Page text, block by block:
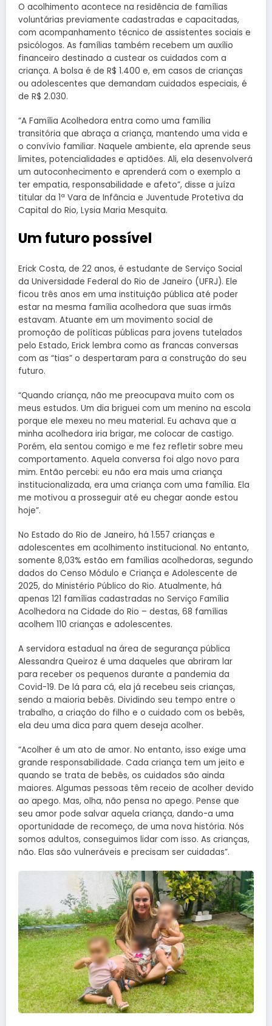
O acolhimento acontece na residência de famílias
voluntárias previamente cadastradas e capacitadas,
com acompanhamento técnico de assistentes sociais e
psicólogos. As famílias também recebem um auxílio
financeiro destinado a custear os cuidados com a
criança. A bolsa é de R$ 1.400 e, em casos de crianças
ou adolescentes que demandam cuidados especiais, é
de R$ 2.030.
“A Família Acolhedora entra como uma família
transitória que abraça a criança, mantendo uma vida e
o convívio familiar. Naquele ambiente, ela aprende seus
limites, potencialidades e aptidões. Ali, ela desenvolverá
um autoconhecimento e aprenderá com o exemplo a
ter empatia, responsabilidade e afeto”, disse a juíza
titular da 1ª Vara de Infância e Juventude Protetiva da
Capital do Rio, Lysia Maria Mesquita.
Um futuro possível
Erick Costa, de 22 anos, é estudante de Serviço Social
da Universidade Federal do Rio de Janeiro (UFRJ). Ele
ficou três anos em uma instituição pública até poder
estar na mesma família acolhedora que suas irmãs
estavam. Atuante em um movimento social de
promoção de políticas públicas para jovens tutelados
pelo Estado, Erick lembra como as francas conversas
com as “tias” o despertaram para a construção do seu
futuro.
“Quando criança, não me preocupava muito com os
meus estudos. Um dia briguei com um menino na escola
porque ele mexeu no meu material. Eu achava que a
minha acolhedora iria brigar, me colocar de castigo.
Porém, ela sentou comigo e me fez refletir sobre meu
comportamento. Aquela conversa foi algo novo para
mim. Então percebi: eu não era mais uma criança
institucionalizada, era uma criança com uma família. Ela
me motivou a prosseguir até eu chegar aonde estou
hoje”.
No Estado do Rio de Janeiro, há 1.557 crianças e
adolescentes em acolhimento institucional. No entanto,
somente 8,03% estão em famílias acolhedoras, segundo
dados do Censo Módulo e Criança e Adolescente de
2025, do Ministério Público do Rio. Atualmente, há
apenas 121 famílias cadastradas no Serviço Família
Acolhedora na Cidade do Rio – destas, 68 famílias
acolhem 110 crianças e adolescentes.
A servidora estadual na área de segurança pública
Alessandra Queiroz é uma daqueles que abriram lar
para receber os pequenos durante a pandemia da
Covid-19. De lá para cá, ela já recebeu seis crianças,
sendo a maioria bebês. Dividindo seu tempo entre o
trabalho, a criação do filho e o cuidado com os bebês,
ela deu uma dica para quem deseja acolher.
“Acolher é um ato de amor. No entanto, isso exige uma
grande responsabilidade. Cada criança tem um jeito e
quando se trata de bebês, os cuidados são ainda
maiores. Algumas pessoas têm receio de acolher devido
ao apego. Mas, olha, não pensa no apego. Pense que
seu amor pode salvar aquela criança, dando-a uma
oportunidade de recomeço, de uma nova história. Nós
somos adultos, conseguimos lidar com isso. As crianças,
não. Elas são vulneráveis e precisam ser cuidadas”.